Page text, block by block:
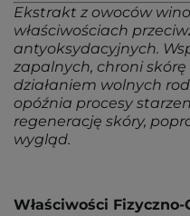
Ekstrakt z owoców
właściwościach
antyoksydacyjnych.
zapalnych, chroni
działaniem wolnych
opóźnia procesy
regenerację skóry,
wygląd.
Właściwości